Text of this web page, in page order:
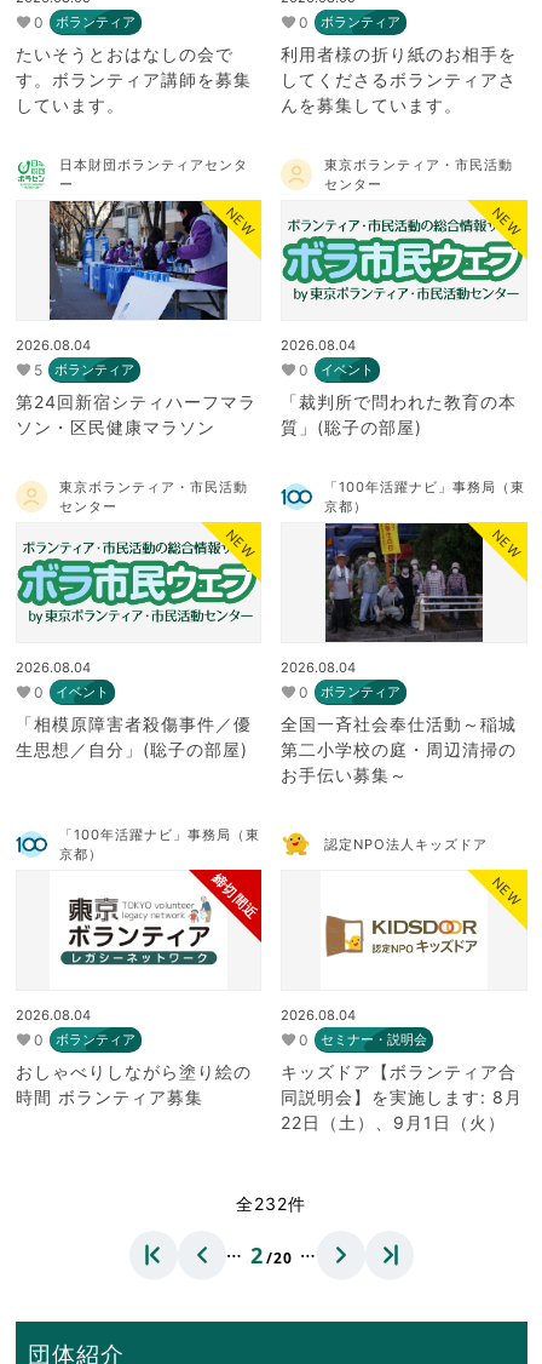
0 ボランティア
たいそうとおはなしの会で
す。ボランティア講師を募集
しています。
0 ボランティア
利用者様の折り紙のお相手を
してくださるボランティアさ
んを募集しています。
日本財団ボランティアセンタ
ー
NEW
2026.08.04
5 ボランティア
第24回新宿シティハーフマラ
ソン・区民健康マラソン
東京ボランティア・市民活動
センター
NEW
2026.08.04
0 イベント
「裁判所で問われた教育の本
質」(聡子の部屋)
東京ボランティア・市民活動
センター
NEW
2026.08.04
0 イベント
「相模原障害者殺傷事件／優
生思想／自分」(聡子の部屋)
「100年活躍ナビ」事務局（東
京都）
NEW
2026.08.04
0 ボランティア
全国一斉社会奉仕活動～稲城
第二小学校の庭・周辺清掃の
お手伝い募集～
「100年活躍ナビ」事務局（東
京都）
締切間近
2026.08.04
0 ボランティア
おしゃべりしながら塗り絵の
時間 ボランティア募集
認定NPO法人キッズドア
NEW
2026.08.04
0 セミナー・説明会
キッズドア【ボランティア合
同説明会】を実施します: 8月
22日（土）、9月1日（火）
全232件
… 2/20 …
団体紹介